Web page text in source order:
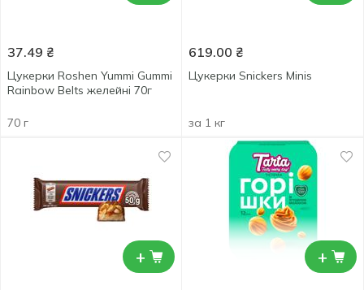
37.49 ₴
Цукерки Roshen Yummi Gummi
Rainbow Belts желейні 70г
70 г
619.00 ₴
Цукерки Snickers Minis
за 1 кг
+ +